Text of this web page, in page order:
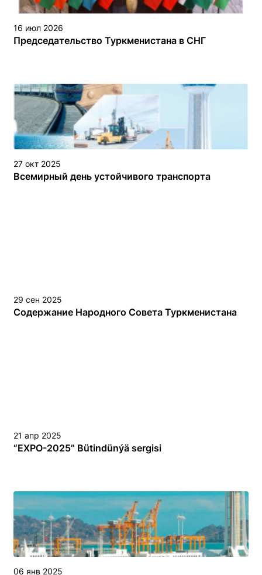
16 июл 2026
Председательство Туркменистана в СНГ
27 окт 2025
Всемирный день устойчивого транспорта
29 сен 2025
Содержание Народного Совета Туркменистана
21 апр 2025
“EХPO-2025” Bütindünýä sergisi
06 янв 2025